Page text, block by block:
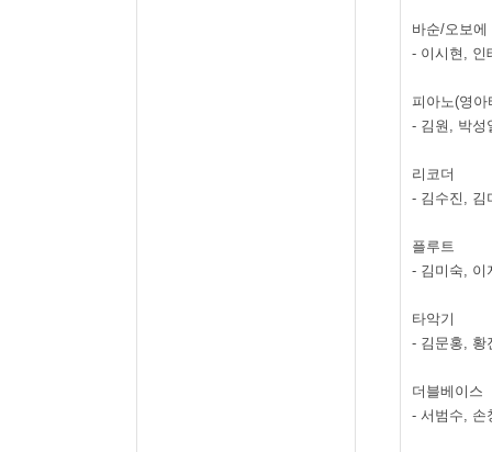
바순/오보에
- 이시현 , 인
피아노(영아
- 김원 , 박성
리코더
- 김수진 , 김
플루트
- 김미숙, 이
타악기
- 김문홍, 황
더블베이스
- 서범수, 손